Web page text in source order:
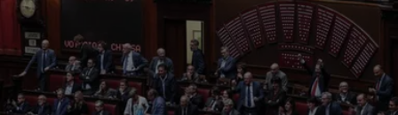
Mondo
Economia
Legalità
e
giustizia